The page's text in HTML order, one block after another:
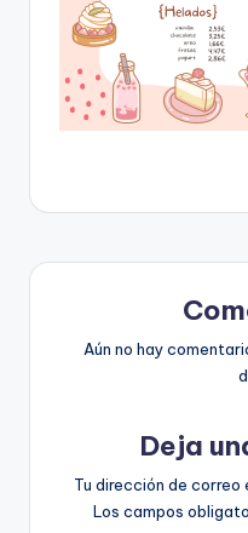
Aún no hay
Deja
Tu dirección de correo
Los campos